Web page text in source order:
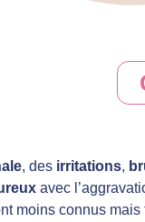
, des irritations,
avec
moins connus